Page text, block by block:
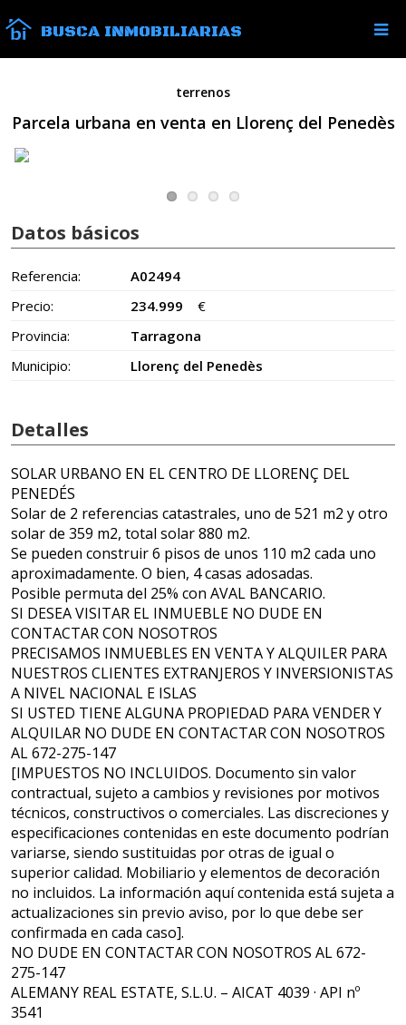
BUSCA INMOBILIARIAS
terrenos
Parcela urbana en venta en Llorenç del Penedès
Datos básicos
Referencia:
A02494
Precio:
234.999
€
Provincia:
Tarragona
Municipio:
Llorenç del Penedès
Detalles
SOLAR URBANO EN EL CENTRO DE LLORENÇ DEL
PENEDÉS
Solar de 2 referencias catastrales, uno de 521 m2 y otro
solar de 359 m2, total solar 880 m2.
Se pueden construir 6 pisos de unos 110 m2 cada uno
aproximadamente. O bien, 4 casas adosadas.
Posible permuta del 25% con AVAL BANCARIO.
SI DESEA VISITAR EL INMUEBLE NO DUDE EN
CONTACTAR CON NOSOTROS
PRECISAMOS INMUEBLES EN VENTA Y ALQUILER PARA
NUESTROS CLIENTES EXTRANJEROS Y INVERSIONISTAS
A NIVEL NACIONAL E ISLAS
SI USTED TIENE ALGUNA PROPIEDAD PARA VENDER Y
ALQUILAR NO DUDE EN CONTACTAR CON NOSOTROS
AL 672-275-147
[IMPUESTOS NO INCLUIDOS. Documento sin valor
contractual, sujeto a cambios y revisiones por motivos
técnicos, constructivos o comerciales. Las discreciones y
especificaciones contenidas en este documento podrían
variarse, siendo sustituidas por otras de igual o
superior calidad. Mobiliario y elementos de decoración
no incluidos. La información aquí contenida está sujeta a
actualizaciones sin previo aviso, por lo que debe ser
confirmada en cada caso].
NO DUDE EN CONTACTAR CON NOSOTROS AL 672-
275-147
ALEMANY REAL ESTATE, S.L.U. – AICAT 4039 · API nº
3541